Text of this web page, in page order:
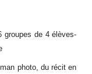
de 4 élèves-
photo, du récit en